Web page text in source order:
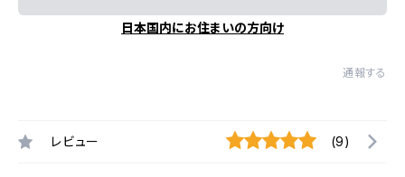
日本国内にお住まいの方向け
通報する
レビュー (9)